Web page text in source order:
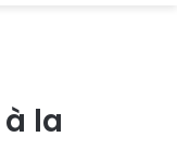
la